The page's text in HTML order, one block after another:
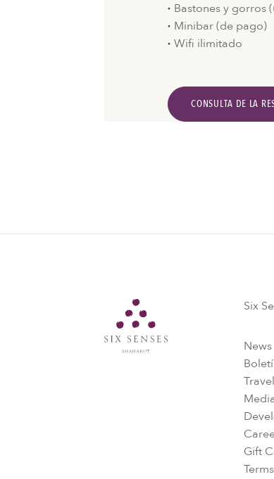
Bastones y gorros
Minibar (de pago)
Wifi ilimitado
CONSULTA DE LA
Six
News
Gift